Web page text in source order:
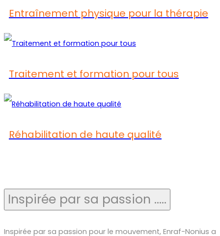
Entraînement physique pour la thérapie
Traitement et formation pour tous
Réhabilitation de haute qualité
Inspirée par sa passion .....
Inspirée par sa passion pour le mouvement, Enraf-Nonius a